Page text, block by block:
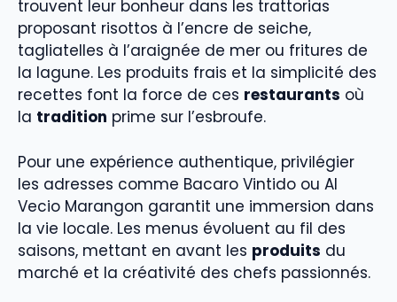
trouvent leur bonheur dans les trattorias
proposant risottos à l’encre de seiche,
tagliatelles à l’araignée de mer ou fritures de
la lagune. Les produits frais et la simplicité des
recettes font la force de ces restaurants où
la tradition prime sur l’esbroufe.
Pour une expérience authentique, privilégier
les adresses comme Bacaro Vintido ou Al
Vecio Marangon garantit une immersion dans
la vie locale. Les menus évoluent au fil des
saisons, mettant en avant les produits du
marché et la créativité des chefs passionnés.